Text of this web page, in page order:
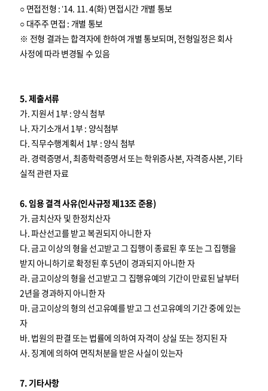
○ 면접전형 : ’14. 11. 4(화) 면접시간 개별 통보
○ 대주주 면접 : 개별 통보
※ 전형 결과는 합격자에 한하여 개별 통보되며, 전형일정은 회사
사정에 따라 변경될 수 있음
5. 제출서류
가. 지원서 1부 : 양식 첨부
나. 자기소개서 1부 : 양식첨부
다. 직무수행계획서 1부 : 양식 첨부
라. 경력증명서, 최종학력증명서 또는 학위증사본, 자격증사본, 기타
실적 관련 자료
6. 임용 결격 사유(인사규정 제13조 준용)
가. 금치산자 및 한정치산자
나. 파산선고를 받고 복권되지 아니한 자
다. 금고 이상의 형을 선고받고 그 집행이 종료된 후 또는 그 집행을
받지 아니하기로 확정된 후 5년이 경과되지 아니한 자
라. 금고이상의 형을 선고받고 그 집행유예의 기간이 만료된 날부터
2년을 경과하지 아니한 자
마. 금고이상의 형의 선고유예를 받고 그 선고유예의 기간 중에 있는
자
바. 법원의 판결 또는 법률에 의하여 자격이 상실 또는 정지된 자
사. 징계에 의하여 면직처분을 받은 사실이 있는자
7. 기타사항